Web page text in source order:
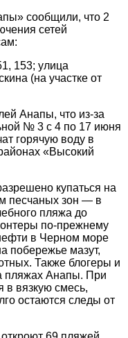
сообщили, что 2
сетей
153; улица
(на участке от
Анапы, что из-за
№ 3 с 4 по 17 июня
горячую воду в
«Высокий
купаться на
песчаных зон — в
пляжа до
по-прежнему
в Черном море
побережье мазут,
Также блогеры и
пляжах Анапы. При
в вязкую смесь,
остаются следы от